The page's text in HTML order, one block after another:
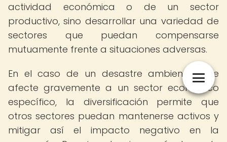
actividad económica o de un sector
productivo, sino desarrollar una variedad de
sectores que puedan compensarse
mutuamente frente a situaciones adversas.
En el caso de un desastre ambiental que
afecte gravemente a un sector económico
específico, la diversificación permite que
otros sectores puedan mantenerse activos y
mitigar así el impacto negativo en la